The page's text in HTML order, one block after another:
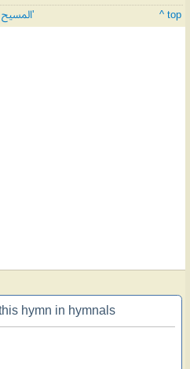
All tunes published with 'المسيح الملك نالا' ^ top
hymn in hymnals